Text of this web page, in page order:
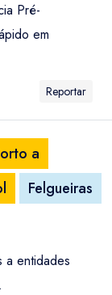
Pré-
em
Reportar
a
Felgueiras
a entidades